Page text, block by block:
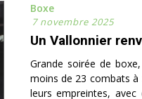
Boxe
7 novembre 2025
Un Vallonnier
Grande soirée de
moins de 23 combats à
leurs empreintes,